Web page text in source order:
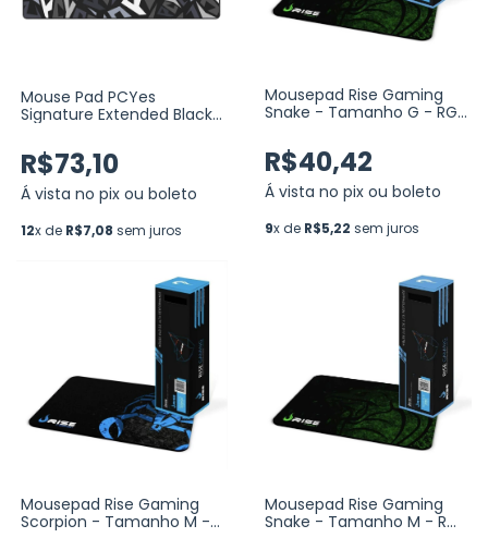
Mouse Pad PCYes
Signature Extended Black
900X420MM
(PMS90X42BV)
R$73,10
Á vista no pix ou boleto
12x de R$7,08 sem juros
Mousepad Rise Gaming
Snake - Tamanho G - RG-
R$40,42
Á vista no pix ou boleto
9x de R$5,22 sem juros
Mousepad Rise Gaming
Scorpion - Tamanho M -
Mousepad Rise Gaming
Snake - Tamanho M - RG-